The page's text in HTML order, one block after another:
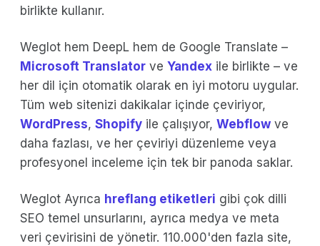
birlikte kullanır.
Weglot hem DeepL hem de Google Translate –
Microsoft Translator ve Yandex ile birlikte – ve
her dil için otomatik olarak en iyi motoru uygular.
Tüm web sitenizi dakikalar içinde çeviriyor,
WordPress, Shopify ile çalışıyor, Webflow ve
daha fazlası, ve her çeviriyi düzenleme veya
profesyonel inceleme için tek bir panoda saklar.
Weglot Ayrıca hreflang etiketleri gibi çok dilli
SEO temel unsurlarını, ayrıca medya ve meta
veri çevirisini de yönetir. 110.000'den fazla site,